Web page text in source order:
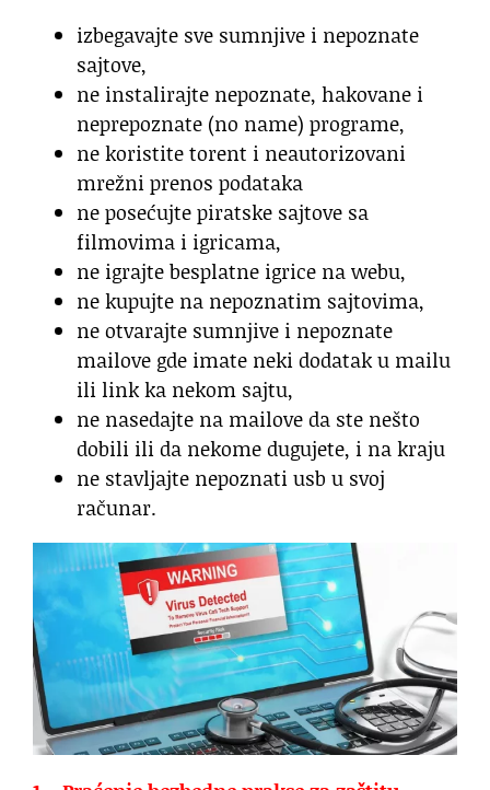
izbegavajte sve sumnjive i nepoznate
sajtove,
ne instalirajte nepoznate, hakovane i
neprepoznate (no name) programe,
ne koristite torent i neautorizovani
mrežni prenos podataka
ne posećujte piratske sajtove sa
filmovima i igricama,
ne igrajte besplatne igrice na webu,
ne kupujte na nepoznatim sajtovima,
ne otvarajte sumnjive i nepoznate
mailove gde imate neki dodatak u mailu
ili link ka nekom sajtu,
ne nasedajte na mailove da ste nešto
dobili ili da nekome dugujete, i na kraju
ne stavljajte nepoznati usb u svoj
računar.